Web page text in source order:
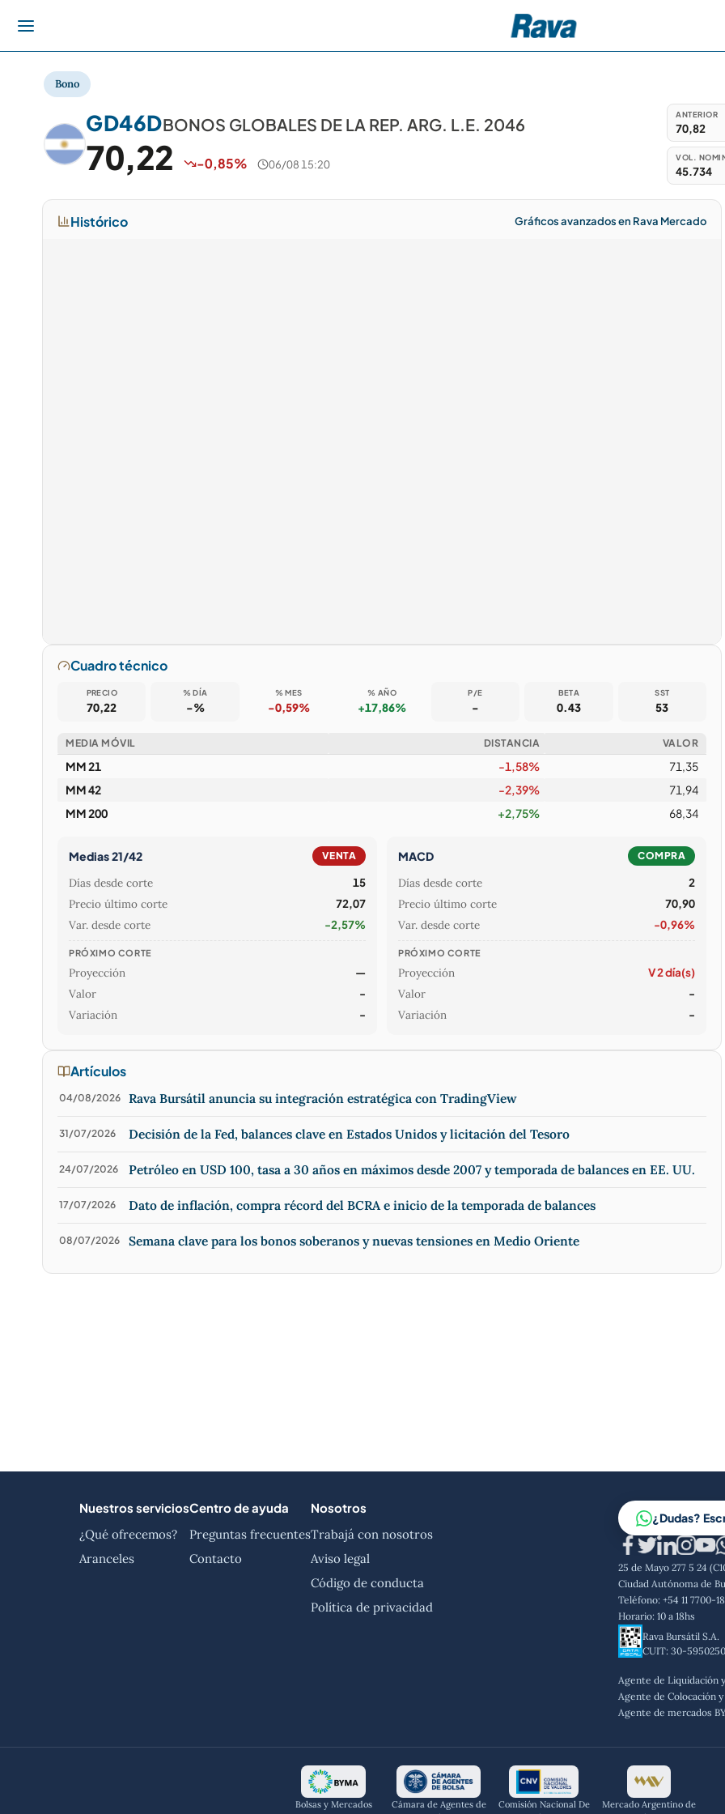
Bono
GD46DBONOS GLOBALES DE LA REP. ARG. L.E. 2046
70,22 -0,85% 06/08 15:20
ANTERIOR
70,82
VOL.
45.734
Histórico Gráficos avanzados en Rava Mercado
Cuadro técnico
PRECIO
70,22
% DÍA
-%
% MES
-0,59%
% AÑO
+17,86%
P/E
-
BETA
0.43
SST
53
MEDIA MÓVIL DISTANCIA VALOR
MM 21 -1,58%
71,35
MM 42
-2,39%
71,94
MM 200
+2,75% 68,34
Medias 21/42 VENTA
Días desde corte 15
Precio último corte 72,07
Var. desde corte -2,57%
PRÓXIMO CORTE
Proyección —
Valor -
Variación -
MACD COMPRA
Días desde corte 2
Precio último corte 70,90
Var. desde corte -0,96%
PRÓXIMO CORTE
Proyección V 2 día(s)
Valor -
Variación -
Artículos
04/08/2026 Rava Bursátil anuncia su integración estratégica con TradingView
31/07/2026 Decisión de la Fed, balances clave en Estados Unidos y licitación del Tesoro
24/07/2026 Petróleo en USD 100, tasa a 30 años en máximos desde 2007 y temporada de balances en EE. UU.
17/07/2026 Dato de inflación, compra récord del BCRA e inicio de la temporada de balances
08/07/2026 Semana clave para los bonos soberanos y nuevas tensiones en Medio Oriente
Nuestros servicios
¿Qué ofrecemos?
Aranceles
Centro de ayuda
Preguntas frecuentes
Contacto
Nosotros
Trabajá con nosotros
Aviso legal
Código de conducta
Política de privacidad
¿Dudas?
25 de Mayo 277 5 24
Ciudad Autónoma de
Teléfono: +54 11 7700-
Horario: 10 a 18hs
Rava Bursátil S.A.
CUIT: 30-
Agente de Liquidación
Agente de Colocación
Agente de mercados
Bolsas y Mercados
Cámara de Agentes de
Comisión Nacional De
Mercado Argentino de